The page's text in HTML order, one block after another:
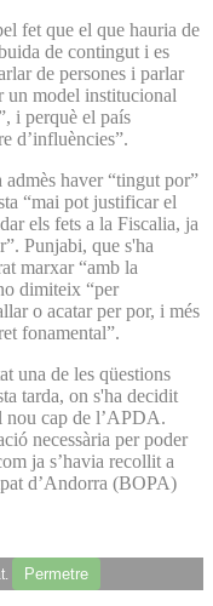
fet que el que hauria de
de contingut i es
de persones i parlar
un model institucional
i perquè el país
d’influències”.
haver “tingut por”
“mai pot justificar el
els fets a la Fiscalia, ja
Punjabi, que s'ha
marxar “amb la
dimiteix “per
o acatar per por, i més
fonamental”.
una de les qüestions
tarda, on s'ha decidit
nou cap de l’APDA.
necessària per poder
ja s’havia recollit a
d’Andorra (BOPA)
Permetre